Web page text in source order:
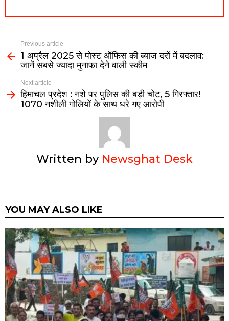
Previous article
1 अप्रैल 2025 से पोस्ट ऑफिस की ब्याज दरों में बदलाव:
जानें सबसे ज्यादा मुनाफा देने वाली स्कीम
Next article
हिमाचल प्रदेश : नशे पर पुलिस की बड़ी चोट, 5 गिरफ्तार!
1070 नशीली गोलियों के साथ धरे गए आरोपी
Written by Newsghat Desk
YOU MAY ALSO LIKE